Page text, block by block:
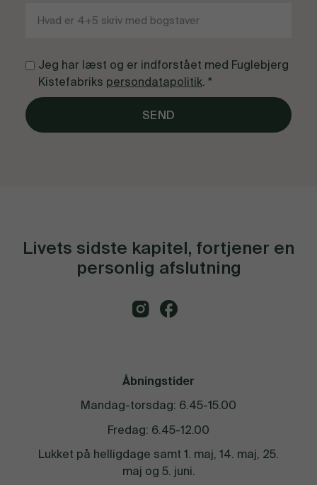
Jeg har læst og er indforstået med Fuglebjerg
Kistefabriks persondatapolitik. *
Livets sidste kapitel, fortjener en
personlig afslutning
Åbningstider
Mandag-torsdag: 6.45-15.00
Fredag: 6.45-12.00
Lukket på helligdage samt 1. maj, 14. maj, 25.
maj og 5. juni.